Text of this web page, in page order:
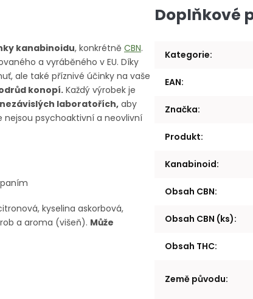
kanabinoidu, konkrétně CBN.
a vyráběného v EU. Díky
ale také příznivé účinky na vaše
konopí.Každý výrobek je
laboratořích, aby
nejsou psychoaktivní a neovlivní
kyselina askorbová,
a aroma (višeň). Může
Doplňkové
Kategorie:
EAN:
Značka:
Produkt:
Kanabinoid:
Obsah CBN:
Obsah CBN (ks):
Obsah THC:
Země původu: